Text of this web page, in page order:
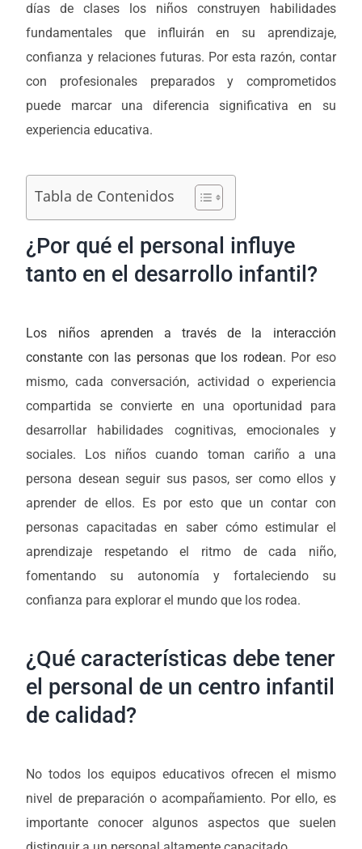
días de clases los niños construyen habilidades
fundamentales que influirán en su aprendizaje,
confianza y relaciones futuras. Por esta razón, contar
con profesionales preparados y comprometidos
puede marcar una diferencia significativa en su
experiencia educativa.
Tabla de Contenidos
¿Por qué el personal influye
tanto en el desarrollo infantil?
Los niños aprenden a través de la interacción
constante con las personas que los rodean. Por eso
mismo, cada conversación, actividad o experiencia
compartida se convierte en una oportunidad para
desarrollar habilidades cognitivas, emocionales y
sociales. Los niños cuando toman cariño a una
persona desean seguir sus pasos, ser como ellos y
aprender de ellos. Es por esto que un contar con
personas capacitadas en saber cómo estimular el
aprendizaje respetando el ritmo de cada niño,
fomentando su autonomía y fortaleciendo su
confianza para explorar el mundo que los rodea.
¿Qué características debe tener
el personal de un centro infantil
de calidad?
No todos los equipos educativos ofrecen el mismo
nivel de preparación o acompañamiento. Por ello, es
importante conocer algunos aspectos que suelen